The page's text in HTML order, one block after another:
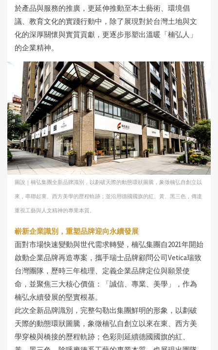
於產品與服務的推廣，更延伸推動至本土藝術、環境倡
議、教育文化的實踐行動中，除了展現對於台灣土地與文
化的深厚關懷與實質貢獻，更逐步形塑出溫暖「楠弘人」
的企業精神。
圖說｜楠弘集團全新品牌識別，以劃破天際的動態環狀圖騰，象徵楠弘自創立以
來，串聯起東、西方美學的歷程軌跡；並沿用德國國旗的紅、黃、黑三色，傳達
重視工藝與人文精神的專業本質。
嶄新企業識別，重塑品牌迎向永續發展
面對市場快速變動與世代需求轉變，楠弘集團自2021年開始
啟動企業品牌再造專案，攜手瑞士品牌顧問公司Vetica瑞致
台灣團隊，歷時三年梳理、定義企業品牌定位與願景使
命，並聚焦三大核心價值：「誠信、專業、美學」，作為
楠弘永續發展的堅實根基。
此次全新品牌識別，完整勾勒出集團鮮明的形象，以劃破
天際的動態環狀圖騰，象徵楠弘自創立以來在東、西方美
學穿梭與橋接的歷程軌跡；色彩則延續德國國旗的紅、